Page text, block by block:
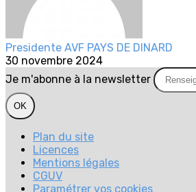
Presidente AVF PAYS DE DINARD
30 novembre 2024
Je m'abonne à la newsletter
OK
Plan du site
Licences
Mentions légales
CGUV
Paramétrer vos cookies